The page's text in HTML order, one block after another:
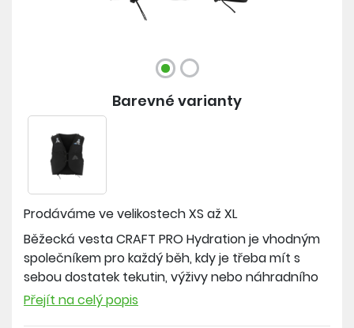
Běžecká vesta CRAFT PRO Hydration je vhodným
společníkem pro každý běh, kdy je třeba mít s
sebou dostatek tekutin, výživy nebo náhradního
oblečení. Produkt je vlastně kombinací běžecké
Přejít na celý popis
Prodáváme ve velikostechXS až XL
Barevné varianty